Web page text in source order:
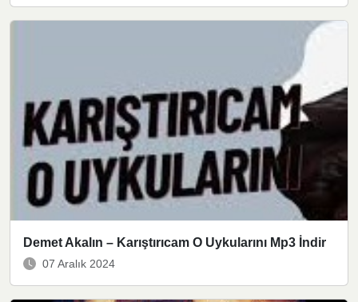
Demet Akalın – Karıştırıcam O Uykularını Mp3 İndir
07 Aralık 2024